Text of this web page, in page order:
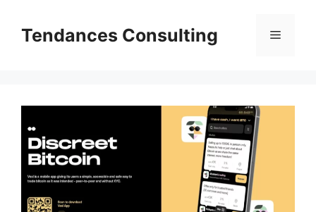
contenuTendances Consulting Menu